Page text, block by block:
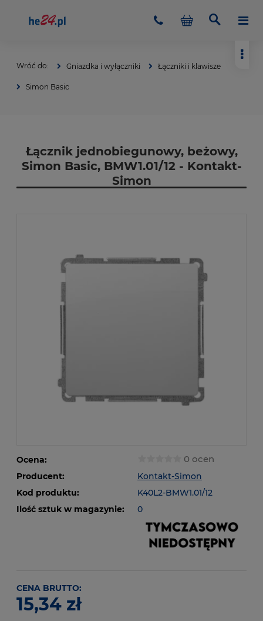
Gniazdka i wyłączniki Łączniki i klawisze
Simon Basic
Łącznik jednobiegunowy, beżowy,
Simon Basic, BMW1.01/12 - Kontakt-
Simon
Ocena: 0 ocen
Producent:
Kontakt-Simon
Kod produktu:
K40L2-BMW1.01/12
Ilość sztuk w magazynie:
0
CENA BRUTTO:
15,34 zł